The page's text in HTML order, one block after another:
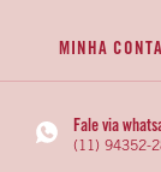
MINHA CONTA
Fale via
(11) 94352-